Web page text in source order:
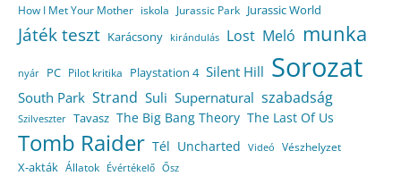
How I Met Your Mother iskola Jurassic Park Jurassic World
Játék teszt Karácsony kirándulás Lost Meló munka
nyár PC Pilot kritika Playstation 4 Silent Hill Sorozat
South Park Strand Suli Supernatural szabadság
Szilveszter Tavasz The Big Bang Theory The Last Of Us
Tomb Raider Tél Uncharted Videó Vészhelyzet
X-akták Állatok Évértékelő Ősz